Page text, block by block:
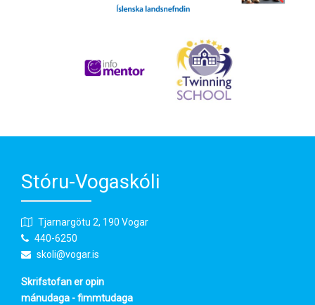
Stóru-Vogaskóli
Tjarnargötu 2, 190 Vogar
440-6250
skoli@vogar.is
Skrifstofan er opin
mánudaga - fimmtudaga